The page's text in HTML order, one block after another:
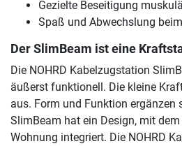
Gezielte Beseitigung
Spaß und Abwechslung
Der SlimBeam ist eine
Die NOHRD Kabelzugstation
äußerst funktionell. Die kleine
aus. Form und Funktion ergänzen
SlimBeam hat ein Design, mit
Wohnung integriert. Die NOHRD